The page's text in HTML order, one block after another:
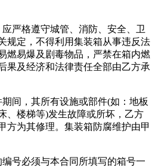
严格遵守城管、消防、安全、卫
规定，不得利用集装箱从事违反法
燃易爆及剧毒物品，严禁在箱内燃
果及经济和法律责任全部由乙方承
间，其所有设施或部件(如：地板
、楼梯等)发生故障或所坏，乙方
方为其修理。集装箱防腐维护由甲
号必须与本合同所填写的箱号一